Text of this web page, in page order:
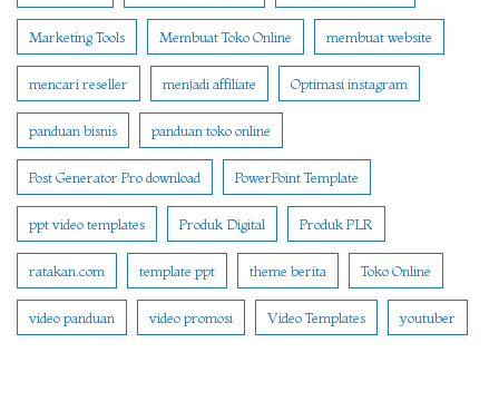
Marketing Tools Membuat Toko Online membuat website
mencari reseller menjadi affiliate Optimasi instagram
panduan bisnis panduan toko online
Post Generator Pro download PowerPoint Template
ppt video templates Produk Digital Produk PLR
ratakan.com template ppt theme berita Toko Online
video panduan video promosi Video Templates youtuber